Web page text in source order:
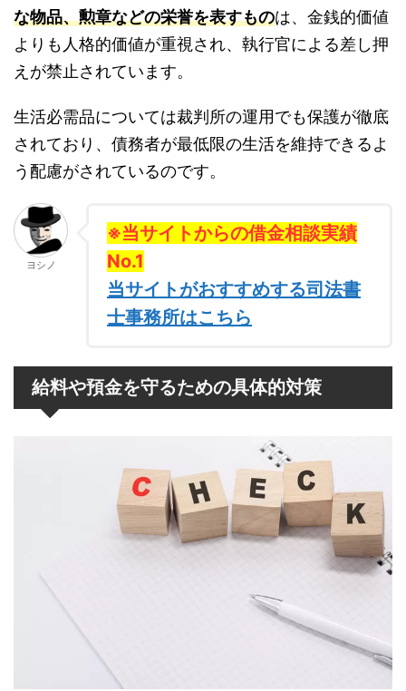
な物品、勲章などの栄誉を表すものは、金銭的価値
よりも人格的価値が重視され、執行官による差し押
えが禁止されています。
生活必需品については裁判所の運用でも保護が徹底
されており、債務者が最低限の生活を維持できるよ
う配慮がされているのです。
ヨシノ
※当サイトからの借金相談実績
No.1
当サイトがおすすめする司法書
士事務所はこちら
給料や預金を守るための具体的対策